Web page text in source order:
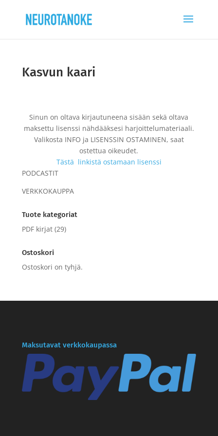
Kasvun kaari
Sinun on oltava kirjautuneena sisään sekä oltava
maksettu lisenssi nähdääksesi harjoittelumateriaali.
Valikosta INFO ja LISENSSIN OSTAMINEN, saat
ostettua oikeudet.
Tästä linkistä ostamaan lisenssi
PODCASTIT
VERKKOKAUPPA
Tuote kategoriat
PDF kirjat (29)
Ostoskori
Ostoskori on tyhjä.
Maksutavat verkkokaupassa